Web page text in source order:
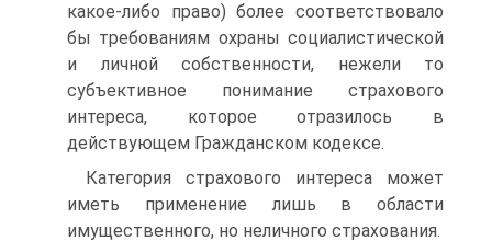
какое-либо право) более соответствовало
бы требованиям охраны социалистической
и личной собственности, нежели то
субъективное понимание страхового
интереса, которое отразилось в
действующем Гражданском кодексе.
Категория страхового интереса может
иметь применение лишь в области
имущественного, но неличного страхования.